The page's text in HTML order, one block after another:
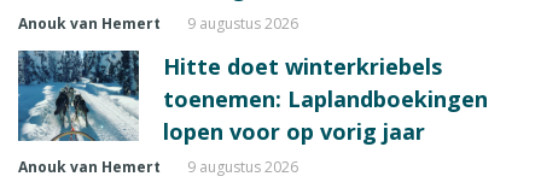
Anouk van Hemert 9 augustus 2026
Hitte doet winterkriebels
toenemen: Laplandboekingen
lopen voor op vorig jaar
Anouk van Hemert 9 augustus 2026